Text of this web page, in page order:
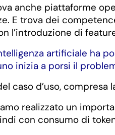
anche piattaforme
E trova dei
l’introduzione di
artificiale ha
inizia a porsi il
caso d’uso,
realizzato un
con consumo di